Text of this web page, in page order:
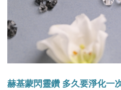
赫基蒙閃靈鑽 多久要淨化一